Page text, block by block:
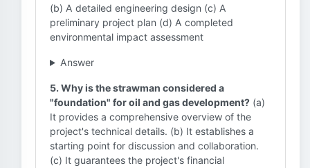
(b) A detailed engineering design (c) A
preliminary project plan (d) A completed
environmental impact assessment
Answer
5. Why is the strawman considered a
"foundation" for oil and gas development? (a)
It provides a comprehensive overview of the
project's technical details. (b) It establishes a
starting point for discussion and collaboration.
(c) It guarantees the project's financial